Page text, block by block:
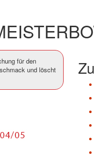
für den
und löscht